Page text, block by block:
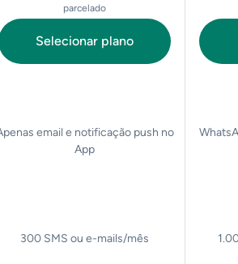
parcelado
Selecionar plano
email e notificação push no
App
300 SMS ou e-mails/mês